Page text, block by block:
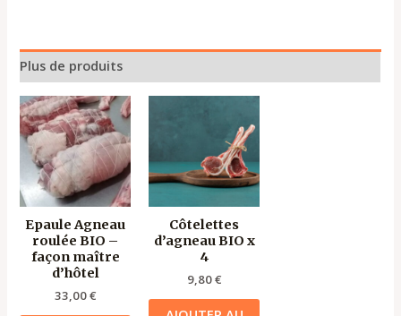
Plus de produits
Epaule Agneau
roulée BIO –
façon maître
d’hôtel
33,00€
Côtelettes
d’agneau BIO x
4
9,80€